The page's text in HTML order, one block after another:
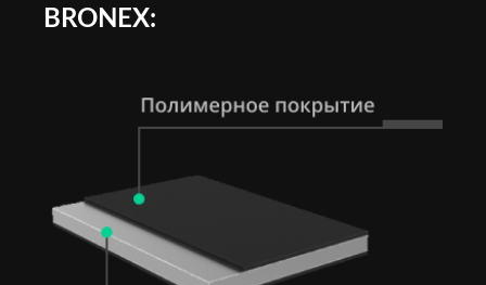
BRONEX: